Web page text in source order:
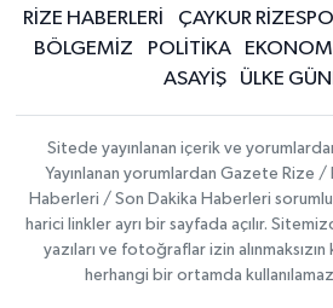
RİZE HABERLERİ ÇAYKUR
BÖLGEMİZ
POLİTİKA EKONOMİ
ASAYİŞ
ÜLKE
Sitede yayınlanan içerik ve
Yayınlanan yorumlardan Gazete Rize
Haberleri / Son Dakika Haberleri
harici linkler ayrı bir sayfada açılır.
yazıları ve fotoğraflar izin
herhangi bir ortamda